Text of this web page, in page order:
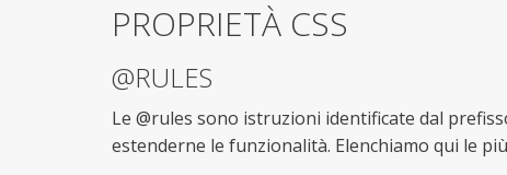
PROPRIETÀ CSS
@RULES
Le @rules sono istruzioni identificate dal
estenderne le funzionalità. Elenchiamo qui le